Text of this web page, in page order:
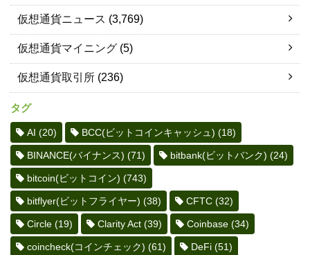
仮想通貨ニュース (3,769)
仮想通貨マイニング (5)
仮想通貨取引所 (236)
タグ
AI (20) BCC(ビットコインキャッシュ) (18)
BINANCE(バイナンス) (71) bitbank(ビットバンク) (24)
bitcoin(ビットコイン) (743)
bitflyer(ビットフライヤー) (38) CFTC (32)
Circle (19) Clarity Act (39) Coinbase (34)
coincheck(コインチェック) (61) DeFi (51)